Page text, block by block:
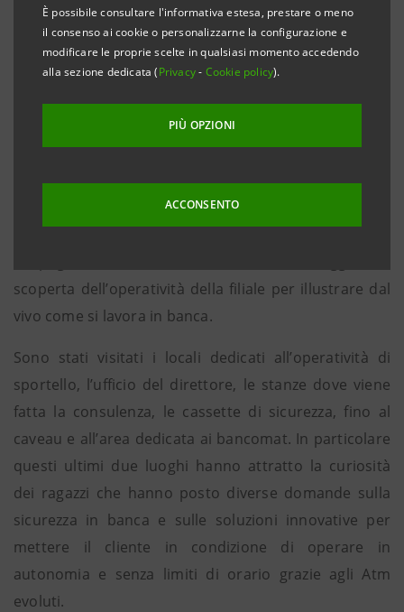
È possibile consultare l'informativa estesa, prestare o meno
il consenso ai cookie o personalizzarne la configurazione e
modificare le proprie scelte in qualsiasi momento accedendo
alla sezione dedicata (Privacy- Cookie policy).
PIÙ OPZIONI
ACCONSENTO
operativi
Rovigo, 13 maggio 2015. Cassa di Risparmio del Veneto
ha organizzato un incontro pomeridiano con i ragazzi
Lo scopo dell’incontro è didattico: i ragazzi, un
centinaio in tutto, tra gli otto e i 14 anni sono stati
scoperta dell’operatività della filiale per illustrare dal
vivo come si lavora in banca.
Sono stati visitati i locali dedicati all’operatività di
sportello, l’ufficio del direttore, le stanze dove viene
fatta la consulenza, le cassette di sicurezza, fino al
caveau e all’area dedicata ai bancomat. In particolare
questi ultimi due luoghi hanno attratto la curiosità
dei ragazzi che hanno posto diverse domande sulla
sicurezza in banca e sulle soluzioni innovative per
mettere il cliente in condizione di operare in
autonomia e senza limiti di orario grazie agli Atm
evoluti.